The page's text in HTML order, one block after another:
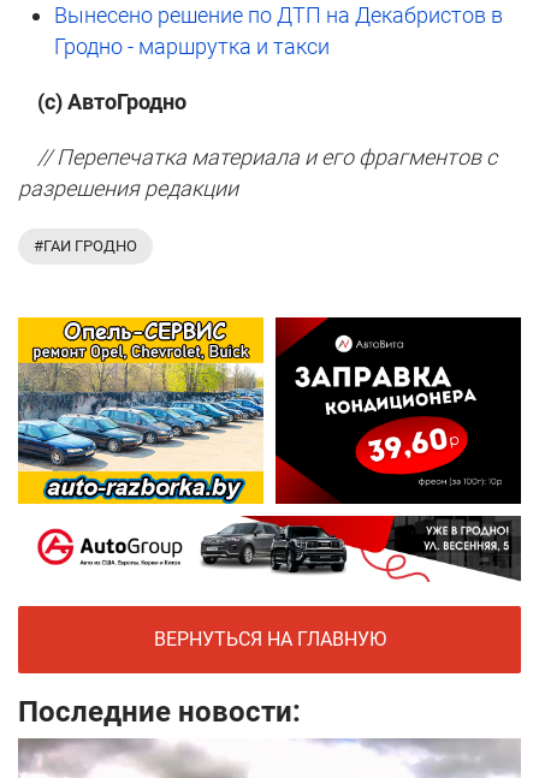
Вынесено решение по ДТП на Декабристов в
Гродно - маршрутка и такси
(с) АвтоГродно
// Перепечатка материала и его фрагментов с
разрешения редакции
#ГАИ ГРОДНО
ВЕРНУТЬСЯ НА ГЛАВНУЮ
Последние новости: